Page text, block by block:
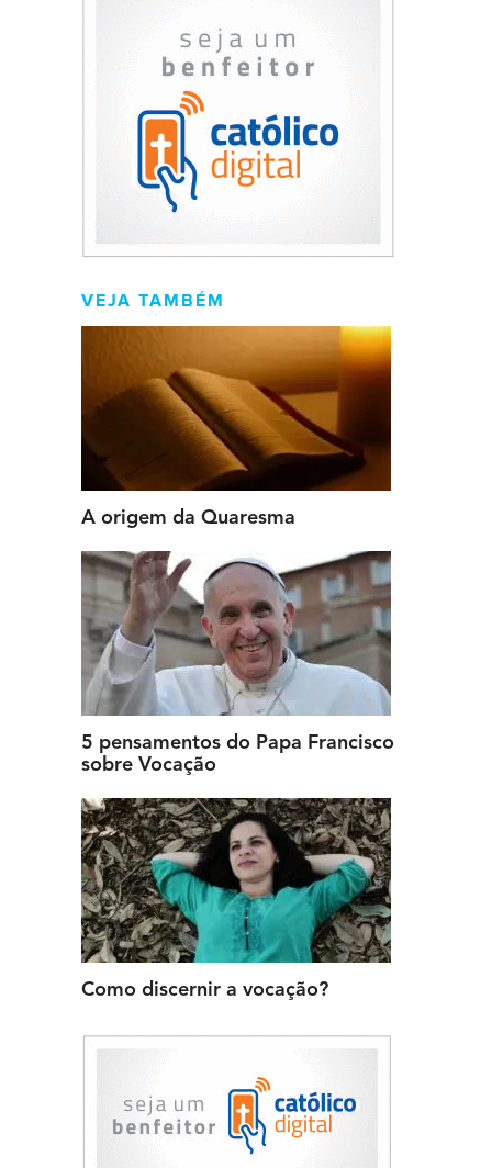
VEJA TAMBÉM
A origem da Quaresma
5 pensamentos do Papa Francisco
sobre Vocação
Como discernir a vocação?